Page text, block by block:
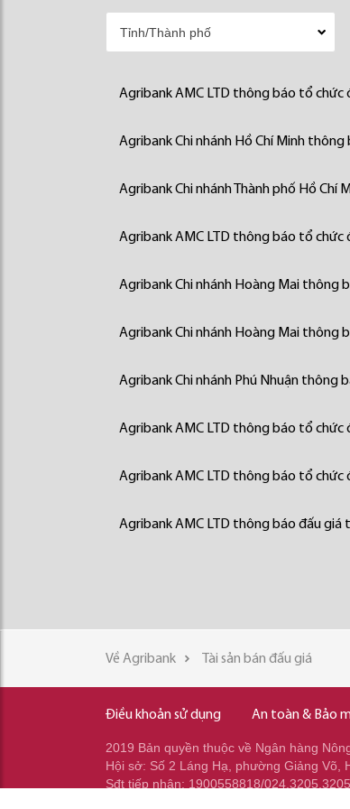
Agribank AMC LTD thông báo tổ chức
Agribank Chi nhánh Hồ Chí Minh
Agribank Chi nhánh Thành phố Hồ Chí
Agribank AMC LTD thông báo tổ chức
Agribank Chi nhánh Hoàng Mai thông
Agribank Chi nhánh Hoàng Mai thông
Agribank Chi nhánh Phú Nhuận thông
Agribank AMC LTD thông báo tổ chức
Agribank AMC LTD thông báo tổ chức
Agribank AMC LTD thông báo đấu giá
Về Agribank Tài sản bán đấu giá
Điều khoản sử dụng An toàn & Bảo
2019 Bản quyền thuộc về Ngân hàng
Hội sở: Số 2 Láng Hạ, phường Giảng Võ,
Sđt tiếp nhận: 1900558818/